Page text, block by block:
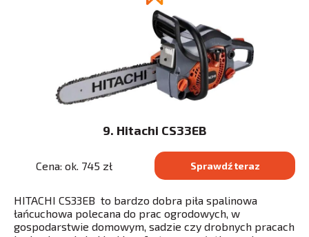
9. Hitachi CS33EB
Cena: ok. 745 zł Sprawdź teraz
HITACHI CS33EB to bardzo dobra piła spalinowa
łańcuchowa polecana do prac ogrodowych, w
gospodarstwie domowym, sadzie czy drobnych pracach